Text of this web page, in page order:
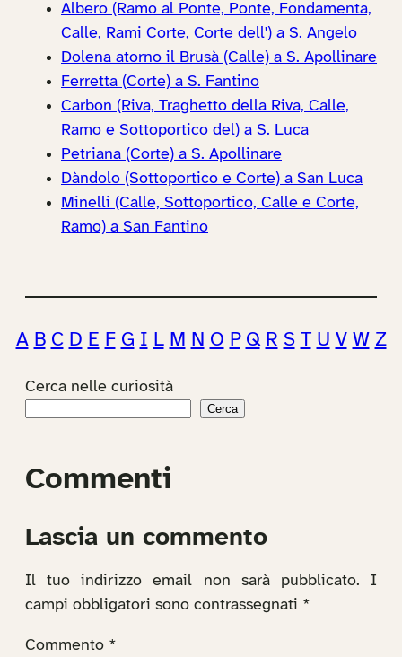
Albero (Ramo al Ponte, Ponte, Fondamenta,
Calle, Rami Corte, Corte dell') a S. Angelo
Dolena atorno il Brusà (Calle) a S. Apollinare
Ferretta (Corte) a S. Fantino
Carbon (Riva, Traghetto della Riva, Calle,
Ramo e Sottoportico del) a S. Luca
Petriana (Corte) a S. Apollinare
Dàndolo (Sottoportico e Corte) a San Luca
Minelli (Calle, Sottoportico, Calle e Corte,
Ramo) a San Fantino
A B C D E F G I L M N O P Q R S T U V W Z
Cerca nelle curiosità
Cerca
Commenti
Lascia un commento
Il tuo indirizzo email non sarà pubblicato.
I
campi obbligatori sono contrassegnati *
Commento *